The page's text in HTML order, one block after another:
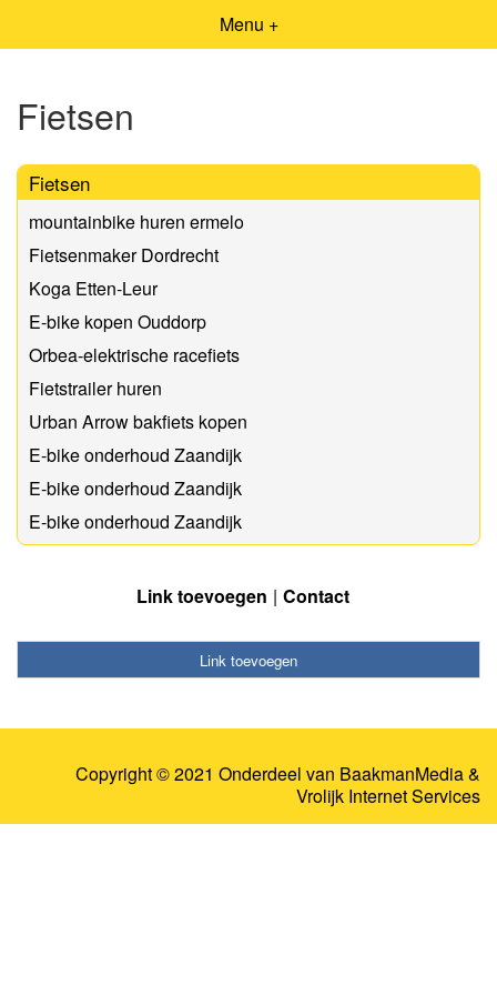
Menu +
Fietsen
Fietsen
mountainbike huren ermelo
Fietsenmaker Dordrecht
Koga Etten-Leur
E-bike kopen Ouddorp
Orbea-elektrische racefiets
Fietstrailer huren
Urban Arrow bakfiets kopen
E-bike onderhoud Zaandijk
E-bike onderhoud Zaandijk
E-bike onderhoud Zaandijk
Link toevoegen Contact
Link toevoegen
Copyright © 2021 Onderdeel van BaakmanMedia&
Vrolijk Internet Services